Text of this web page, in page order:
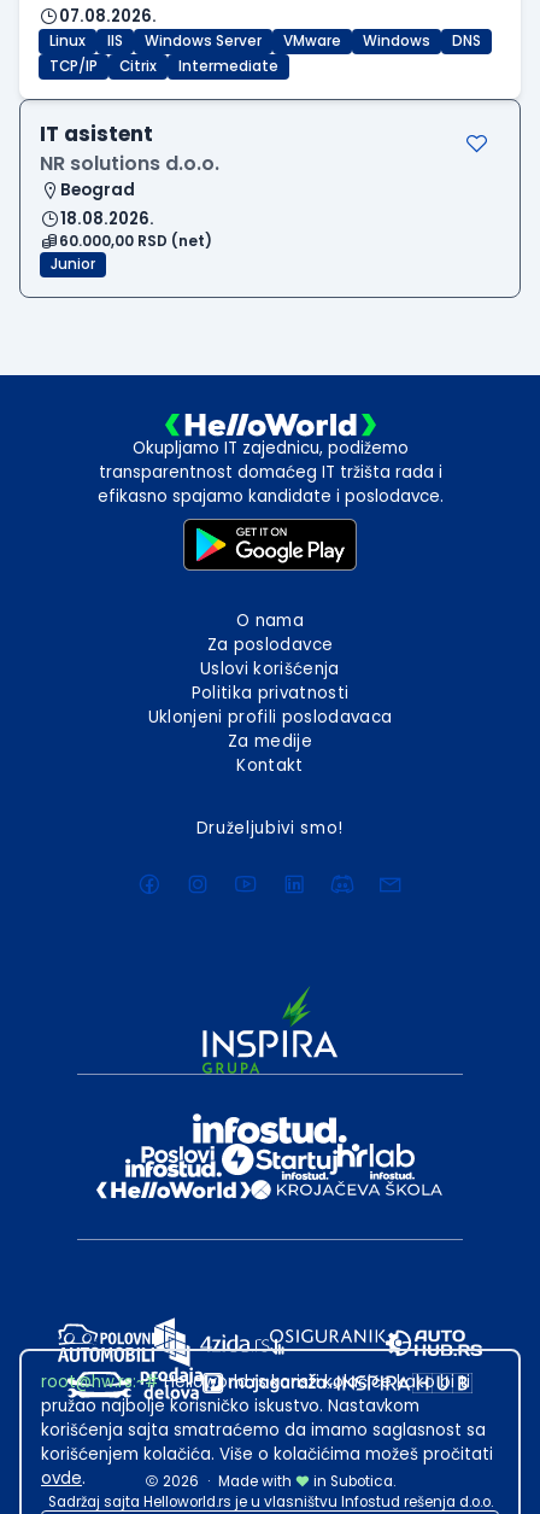
07.08.2026.
Linux IIS Windows Server VMware Windows
DNS
TCP/IP
Citrix Intermediate
IT asistent
NR solutions d.o.o.
Beograd
18.08.2026.
60.000,00 RSD (net)
Junior
Okupljamo IT zajednicu, podižemo
transparentnost domaćeg IT tržišta rada i
efikasno spajamo kandidate i poslodavce.
O nama
Za poslodavce
Uslovi korišćenja
Politika privatnosti
Uklonjeni profili poslodavaca
Za medije
Kontakt
Druželjubivi smo!
2026 · Made with
in Subotica.
Sadržaj sajta Helloworld.rs je u vlasništvu Infostud rešenja d.o.o.
root@hw.rs:~#Helloworld.rs koristi kolačiće kako bi ti
pružao najbolje korisničko iskustvo. Nastavkom
korišćenja sajta smatraćemo da imamo saglasnost sa
korišćenjem kolačića. Više o kolačićima možeš pročitati
ovde.